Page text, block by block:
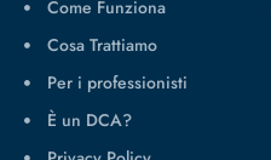
Come Funziona
Cosa Trattiamo
Per i professionisti
È un DCA?